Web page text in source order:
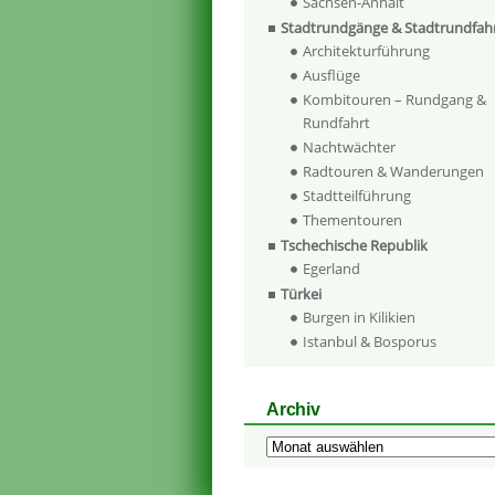
Stadtrundgänge &
Architekturführung
Ausflüge
Kombitouren – Rundgang &
Rundfahrt
Nachtwächter
Radtouren & Wanderungen
Stadtteilführung
Thementouren
Tschechische Republik
Egerland
Türkei
Burgen in Kilikien
Istanbul & Bosporus
Archiv
Archiv